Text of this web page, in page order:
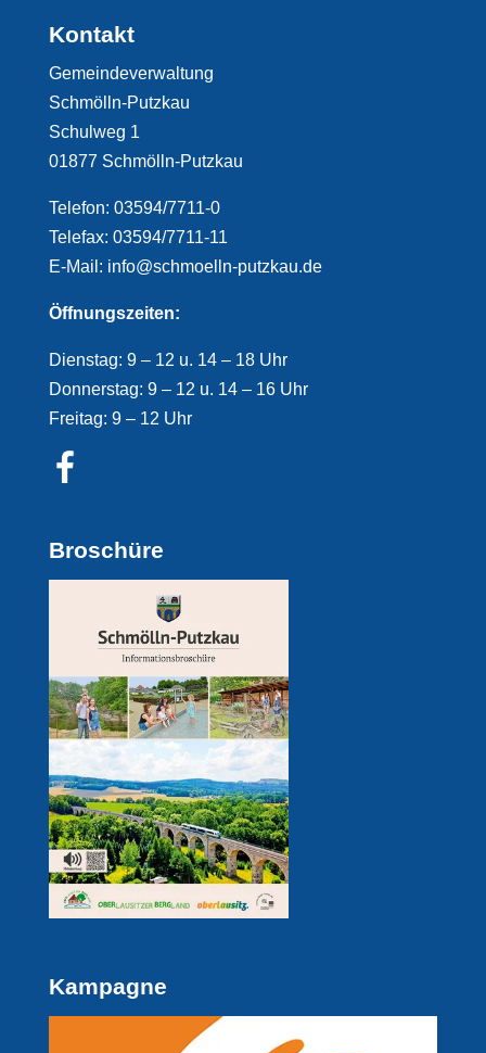
Kontakt
Gemeindeverwaltung
Schmölln-Putzkau
Schulweg 1
01877 Schmölln-Putzkau
Telefon: 03594/7711-0
Telefax: 03594/7711-11
E-Mail: info@schmoelln-putzkau.de
Öffnungszeiten:
Dienstag: 9 – 12 u. 14 – 18 Uhr
Donnerstag: 9 – 12 u. 14 – 16 Uhr
Freitag: 9 – 12 Uhr
Broschüre
Kampagne